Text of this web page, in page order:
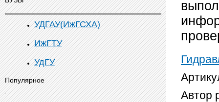
УДГАУ(ИжГСХА)
ИжГТУ
УдГУ
Популярное
Автор